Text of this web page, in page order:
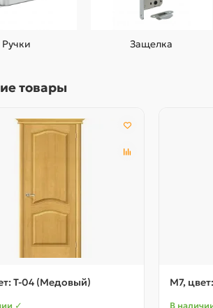
Ручки Защелка
товары
Т-04 (Медовый)
✓
М7,
В